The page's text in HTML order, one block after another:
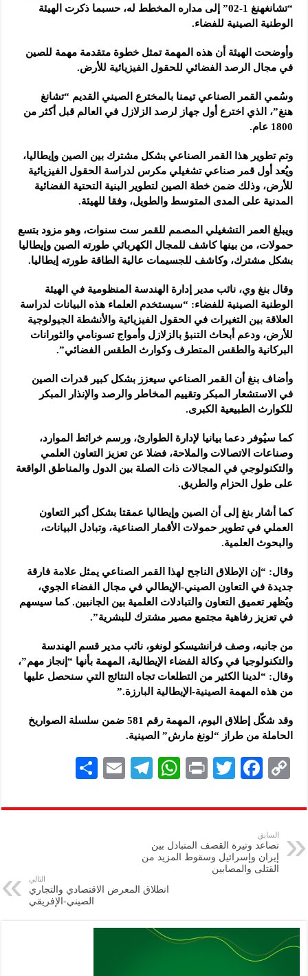
“تشانغهنغ 1-02” إلى مداره المخطط له، حسبما ذكرت الهيئة
الوطنية الصينية للفضاء.
وأوضحت الهيئة أن هذه المهمة تمثل خطوة متقدمة مهمة للصين
في مجال الرصد الفضائي للحقول الفيزيائية للأرض.
وسُمي القمر الصناعي تيمنا بالمخترع الصيني القديم “تشانغ
هنغ”، الذي اخترع أول جهاز لرصد الزلازل في العالم قبل أكثر من
1800 عام.
وتم تطوير هذا القمر الصناعي بشكل مشترك بين الصين وإيطاليا،
ويُعد أول قمر صناعي تشغيلي مكرس لدراسة الحقول الفيزيائية
للأرض، وذلك ضمن خطة الصين لتطوير البنية التحتية الفضائية
المدنية على المدى المتوسط والطويل، وفقا للهيئة.
ويبلغ العمر التشغيلي المصمم للقمر ست سنوات، وهو مزود بتسع
حمولات، من بينها كاشف للمجال الكهربائي طورته الصين وإيطاليا
بشكل مشترك، وكاشف للجسيمات عالية الطاقة طورته إيطاليا.
وقال بنغ وي، نائب مدير إدارة الهندسة المنظومية في الهيئة
الوطنية الصينية للفضاء: “سيستخدم العلماء هذه البيانات لدراسة
العلاقة بين التغيرات في الحقول الفيزيائية والأنشطة الجيولوجية
للأرض، ودعم أبحاث التنبؤ بالزلازل وأمواج تسونامي والثورانات
البركانية والطقس المتطرف وكوارث الطقس الفضائي”.
وأضاف بنغ أن القمر الصناعي سيعزز بشكل كبير قدرات الصين
في الاستشعار المبكر وتقييم المخاطر والرصد والإنذار المبكر
للكوارث الطبيعية الكبرى.
كما سيُوفر دعما بيانيا لإدارة الطوارئ، ورسم خرائط الموارد،
وصناعات الاتصالات والملاحة، فضلا عن تعزيز التعاون العلمي
والتكنولوجي في المجالات ذات الصلة بين الدول والمناطق الواقعة
على طول الحزام والطريق.
كما أشار بنغ إلى أن الصين وإيطاليا عمقتا بشكل أكبر التعاون
العملي في تطوير حمولات الأقمار الصناعية، وتبادل البيانات،
والبحوث العلمية.
وقال: “إن الإطلاق الناجح لهذا القمر الصناعي يمثل علامة فارقة
جديدة في التعاون الصيني-الإيطالي في مجال الفضاء الجوي،
ويُظهر تعميق التعاون والتبادلات العلمية بين الجانبين. كما سيسهم
في تعزيز رفاهية مجتمع مصير مشترك للبشرية”.
من جانبه، وصف فرانشيسكو لونغو، نائب مدير قسم الهندسة
والتكنولوجيا في وكالة الفضاء الإيطالية، المهمة بأنها “إنجاز مهم”،
وقال: “لدينا الكثير من التطلعات تجاه النتائج التي سنحصل عليها
من هذه المهمة الصينية-الإيطالية البارزة.”
وقد شكّل إطلاق اليوم، المهمة رقم 581 ضمن سلسلة الصواريخ
الحاملة من طراز “لونغ مارش” الصينية.
C
p
y
Li
n
F
eb
k
T
tt
P
nt
W
at
A
p
Te
gr
E
ai
ar
السابق
تصاعد وتيرة القصف المتبادل بين
إيران وإسرائيل وسقوط المزيد من
القتلى والمصابين
التالي
انطلاق المعرض الاقتصادي والتجاري
الصيني-الإفريقي